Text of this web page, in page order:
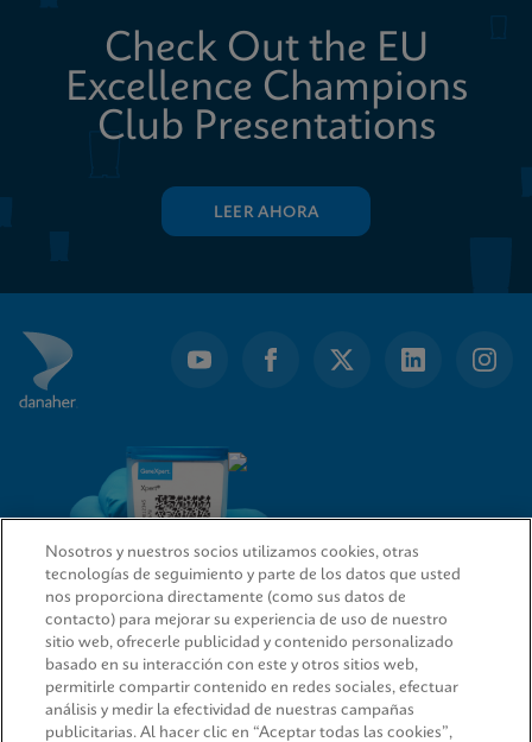
Check Out the EU
Excellence Champions
Club Presentations
LEER AHORA
ENLACES RÁPIDOS
Nosotros y nuestros socios utilizamos cookies, otras
tecnologías de seguimiento y parte de los datos que usted
nos proporciona directamente (como sus datos de
contacto) para mejorar su experiencia de uso de nuestro
sitio web, ofrecerle publicidad y contenido personalizado
basado en su interacción con este y otros sitios web,
permitirle compartir contenido en redes sociales, efectuar
análisis y medir la efectividad de nuestras campañas
publicitarias. Al hacer clic en “Aceptar todas las cookies”,